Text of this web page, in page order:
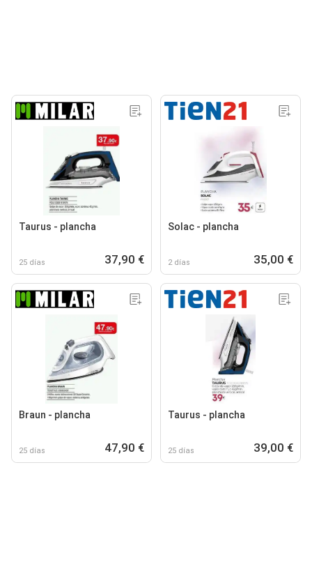
Taurus - plancha
25 días 37,90 €
Solac - plancha
2 días 35,00 €
Braun - plancha
25 días 47,90 €
Taurus - plancha
25 días 39,00 €